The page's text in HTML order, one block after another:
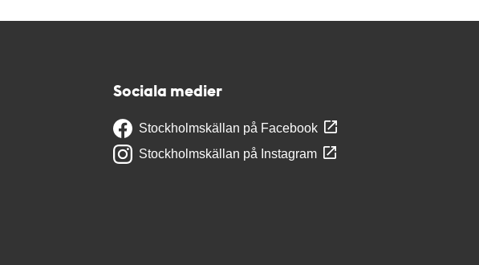
Sociala medier
Stockholmskällan på Facebook
Stockholmskällan på Instagram